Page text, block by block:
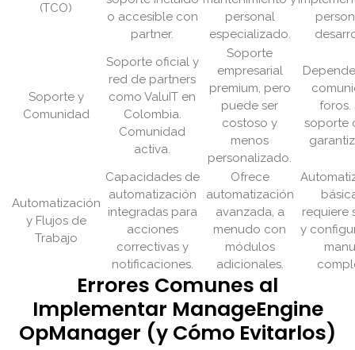
(TCO)
o accesible con
partner.
personal
especializado.
Soporte y
Comunidad
Soporte oficial y
red de partners
como ValuIT en
Colombia.
Comunidad
activa.
Soporte
empresarial
premium, pero
puede ser
costoso y
menos
personalizado.
foros.
soporte
Automatización
y Flujos de
Trabajo
Capacidades de
automatización
integradas para
acciones
correctivas y
notificaciones.
Ofrece
automatización
avanzada, a
menudo con
módulos
adicionales.
requiere
y
Errores Comunes al
Implementar ManageEngine
OpManager (y Cómo Evitarlos)